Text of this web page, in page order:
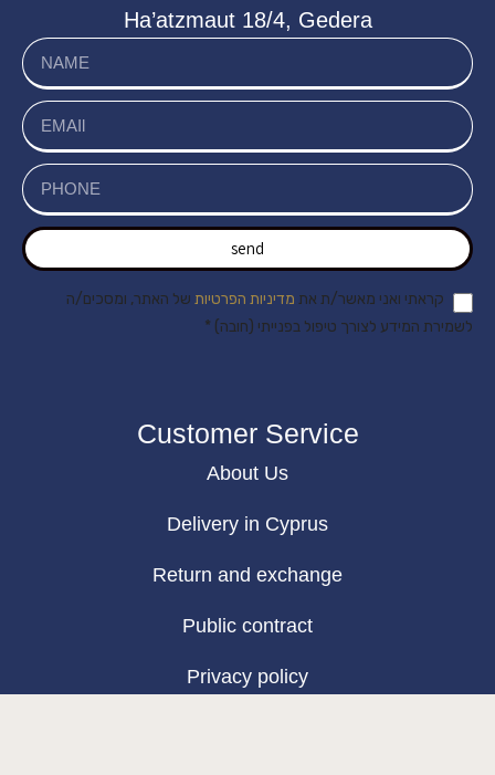
Ha’atzmaut 18/4, Gedera
send
קראתי ואני מאשר/ת את מדיניות הפרטיות של האתר, ומסכים/ה
לשמירת המידע לצורך טיפול בפנייתי (חובה) *
Customer Service
About Us
Delivery in Cyprus
Return and exchange
Public contract
Privacy policy